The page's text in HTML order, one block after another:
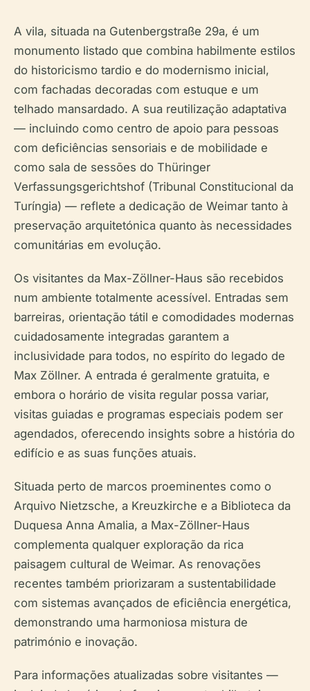
A vila, situada na Gutenbergstraße 29a, é um
monumento listado que combina habilmente estilos
do historicismo tardio e do modernismo inicial,
com fachadas decoradas com estuque e um
telhado mansardado. A sua reutilização adaptativa
— incluindo como centro de apoio para pessoas
com deficiências sensoriais e de mobilidade e
como sala de sessões do Thüringer
Verfassungsgerichtshof (Tribunal Constitucional da
Turíngia) — reflete a dedicação de Weimar tanto à
preservação arquitetónica quanto às necessidades
comunitárias em evolução.
Os visitantes da Max-Zöllner-Haus são recebidos
num ambiente totalmente acessível. Entradas sem
barreiras, orientação tátil e comodidades modernas
cuidadosamente integradas garantem a
inclusividade para todos, no espírito do legado de
Max Zöllner. A entrada é geralmente gratuita, e
embora o horário de visita regular possa variar,
visitas guiadas e programas especiais podem ser
agendados, oferecendo insights sobre a história do
edifício e as suas funções atuais.
Situada perto de marcos proeminentes como o
Arquivo Nietzsche, a Kreuzkirche e a Biblioteca da
Duquesa Anna Amalia, a Max-Zöllner-Haus
complementa qualquer exploração da rica
paisagem cultural de Weimar. As renovações
recentes também priorizaram a sustentabilidade
com sistemas avançados de eficiência energética,
demonstrando uma harmoniosa mistura de
património e inovação.
Para informações atualizadas sobre visitantes —